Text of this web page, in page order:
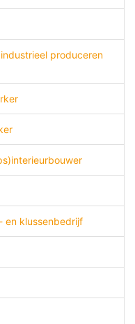
produceren
en klussenbedrijf